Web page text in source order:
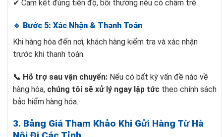
✔ Cam kết đúng tiến độ, bồi thường nếu có chậm trễ.
🔹 Bước 5: Xác Nhận & Thanh Toán
Khi hàng hóa đến nơi, khách hàng kiểm tra và xác nhận
trước khi thanh toán.
📞 Hỗ trợ sau vận chuyển: Nếu có bất kỳ vấn đề nào về
hàng hóa, chúng tôi sẽ xử lý ngay lập tức theo chính sách
bảo hiểm hàng hóa.
3. Bảng Giá Tham Khảo Khi Gửi Hàng Từ Hà